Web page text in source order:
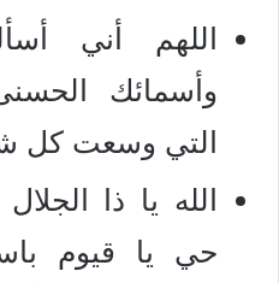
اللهم أني
وأسمائك
التي وسعت كل
الله يا ذا
حي يا قيوم